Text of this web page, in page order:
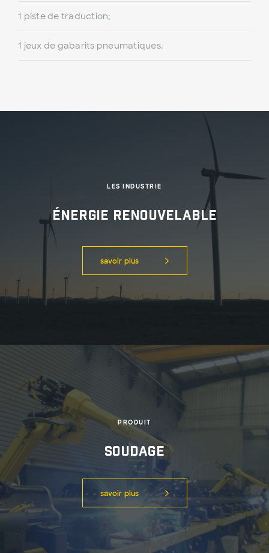
1 piste de traduction;
1 jeux de gabarits pneumatiques.
LES INDUSTRIE
Énergie Renouvelable
savoir plus
PRODUIT
Soudage
savoir plus